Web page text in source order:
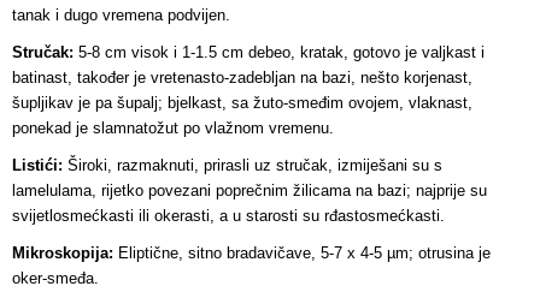
tanak i dugo vremena podvijen.
Stručak: 5-8 cm visok i 1-1.5 cm debeo, kratak, gotovo je valjkast i
batinast, također je vretenasto-zadebljan na bazi, nešto korjenast,
šupljikav je pa šupalj; bjelkast, sa žuto-smeđim ovojem, vlaknast,
ponekad je slamnatožut po vlažnom vremenu.
Listići: Široki, razmaknuti, prirasli uz stručak, izmiješani su s
lamelulama, rijetko povezani poprečnim žilicama na bazi; najprije su
svijetlosmećkasti ili okerasti, a u starosti su rđastosmećkasti.
Mikroskopija: Eliptične, sitno bradavičave, 5-7 x 4-5 µm; otrusina je
oker-smeđa.